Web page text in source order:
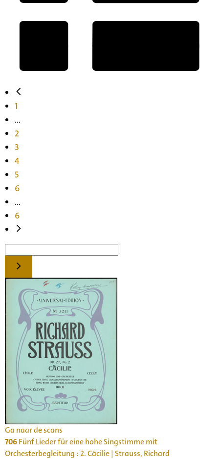
1
...
2
3
4
5
6
...
6
Ga naar de scans
706Fünf Lieder für eine hohe Singstimme mit
Orchesterbegleitung : 2. Cäcilie | Strauss, Richard